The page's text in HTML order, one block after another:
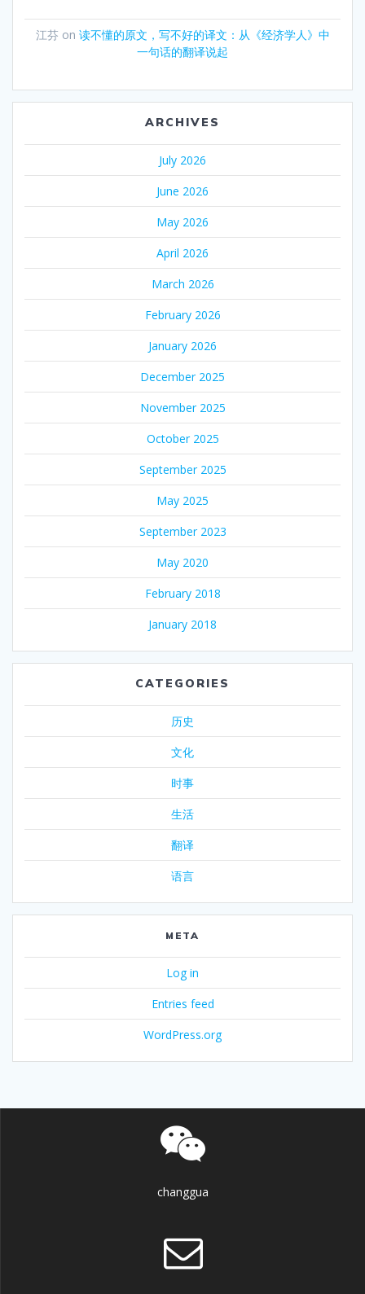
江芬 on 读不懂的原文，写不好的译文：从《经济学人》中
一句话的翻译说起
ARCHIVES
July 2026
June 2026
May 2026
April 2026
March 2026
February 2026
January 2026
December 2025
November 2025
October 2025
September 2025
May 2025
September 2023
May 2020
February 2018
January 2018
CATEGORIES
历史
文化
时事
生活
翻译
语言
META
Log in
Entries feed
WordPress.org
changgua